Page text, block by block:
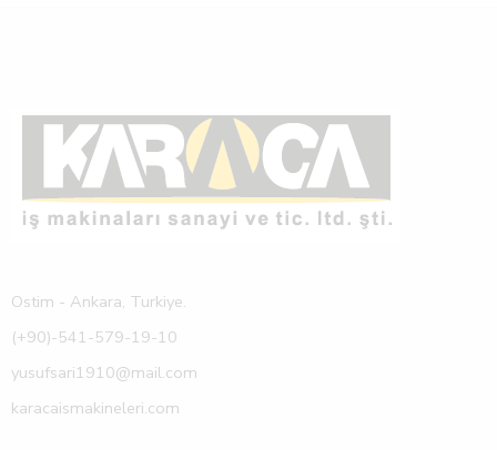
Ostim - Ankara, Turkiye.
(+90)-541-579-19-10
yusufsari1910@mail.com
karacaismakineleri.com